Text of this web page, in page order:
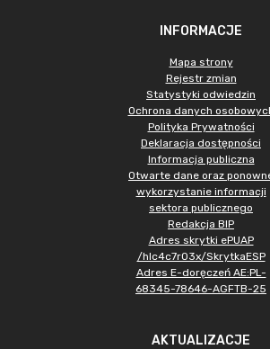
INFORMACJE
Mapa strony
Rejestr zmian
Statystyki odwiedzin
Ochrona danych
Polityka Prywatności
Deklaracja dostępności
Informacja publiczna
Otwarte dane oraz
wykorzystanie informacji
sektora publicznego
Redakcja BIP
Adres skrytki ePUAP
/hlc4c7r03x/SkrytkaESP
Adres E-doręczeń AE:PL-
68345-78646-AGFTB-25
AKTUALIZACJE